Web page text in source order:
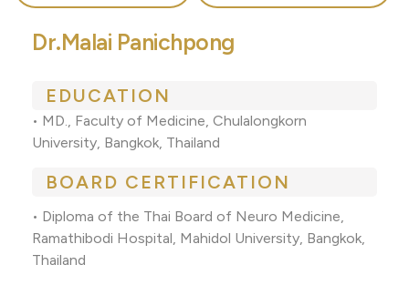
Dr.Malai Panichpong
EDUCATION
• MD., Faculty of Medicine, Chulalongkorn
University, Bangkok, Thailand
BOARD CERTIFICATION
• Diploma of the Thai Board of Neuro Medicine,
Ramathibodi Hospital, Mahidol University, Bangkok,
Thailand